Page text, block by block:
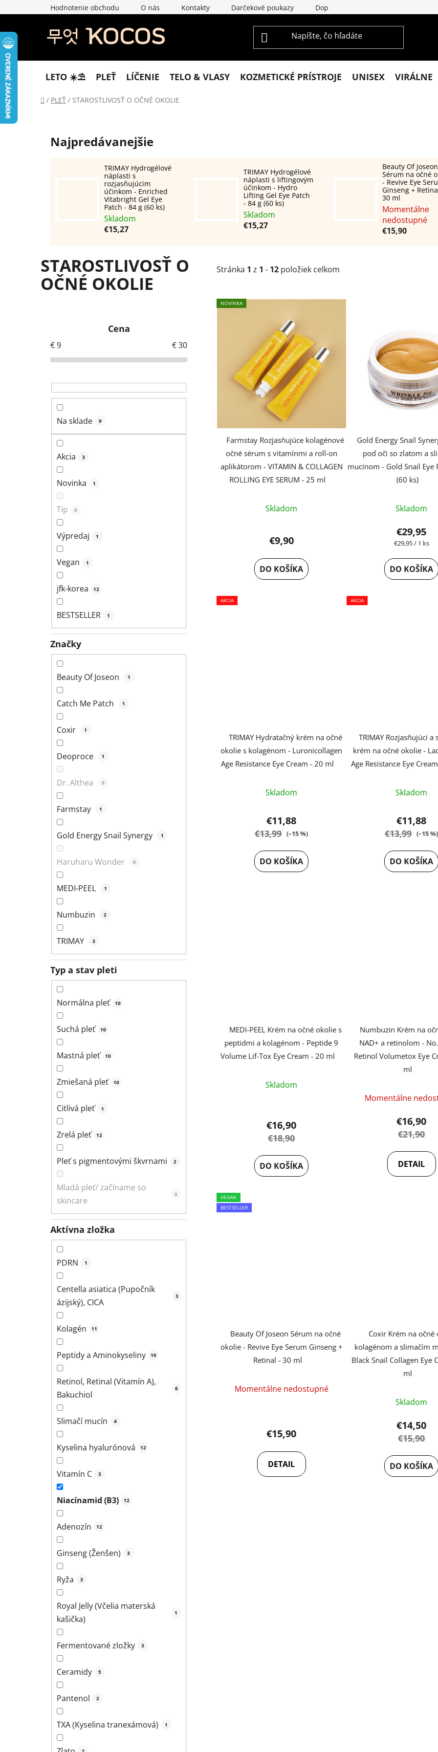
na
Hodnotenie obchodu O nás Kontakty Darčekové poukazy Doprava a platba
LETO ☀️​⛱️​ PLEŤ LÍČENIE TELO & VLASY KOZMETICKÉ PRÍSTROJE UNISEX VIRÁLNE
Domov
/ PLEŤ / STAROSTLIVOSŤ O OČNÉ OKOLIE
Najpredávanejšie
TRIMAY Hydrogélové
náplasti s
rozjasňujúcim
účinkom - Enriched
Vitabright Gel Eye
Patch - 84 g (60 ks)
Skladom
€15,27
TRIMAY Hydrogélové
náplasti s liftingovým
účinkom - Hydro
Lifting Gel Eye Patch
- 84 g (60 ks)
Skladom
€15,27
Beauty Of Joseon
Sérum na očné
- Revive Eye
Ginseng +
30 ml
Momentálne
nedostupné
€15,90
STAROSTLIVOSŤ O
OČNÉ OKOLIE
Cena
€9 €30
Na sklade 9
Akcia 3
Novinka 1
Tip 0
Výpredaj 1
Vegan 1
jfk-korea 12
BESTSELLER 1
Značky
Beauty Of Joseon 1
Catch Me Patch 1
Coxir 1
Deoproce 1
Dr. Althea 0
Farmstay 1
Gold Energy Snail Synergy 1
Haruharu Wonder 0
MEDI-PEEL 1
Numbuzin 2
TRIMAY 3
Typ a stav pleti
Normálna pleť 10
Suchá pleť 10
Mastná pleť 10
Zmiešaná pleť 10
Citlivá pleť 1
Zrelá pleť 12
Pleť s pigmentovými škvrnami 2
Mladá pleť/ začíname so
skincare
0
Aktívna zložka
PDRN 1
Centella asiatica (Pupočník
ázijský), CICA
3
Kolagén 11
Peptidy a Aminokyseliny 10
Retinol, Retinal (Vitamín A),
Bakuchiol
6
Slimačí mucín 4
Kyselina hyalurónová 12
Vitamín C 3
Niacínamid (B3) 12
Adenozín 12
Ginseng (Ženšen) 3
Ryža 3
Royal Jelly (Včelia materská
kašička)
1
Fermentované zložky 3
Ceramidy 5
Pantenol 2
TXA (Kyselina tranexámová) 1
Stránka 1 z 1 - 12 položiek celkom
V
u
o
NOVINKA
Farmstay Rozjasňujúce kolagénové
očné sérum s vitamínmi a roll-on
aplikátorom - VITAMIN & COLLAGEN
ROLLING EYE SERUM - 25 ml
Skladom
€9,90
DO KOŠÍKA
Gold Energy Snail
pod oči so zlatom a
mucínom - Gold Snail Eye
(60 ks)
je
z
5
Skladom
€29,95
Jednotková
€29,95 / 1 ks
DO KOŠÍKA
AKCIA
TRIMAY Hydratačný krém na očné
okolie s kolagénom - Luronicollagen
Age Resistance Eye Cream - 20 ml
Skladom
€11,88
€13,99 (–15 %)
DO KOŠÍKA
AKCIA
TRIMAY Rozjasňujúci a
krém na očné okolie -
Age Resistance Eye
je
5,0
z
5
Skladom
€11,88
€13,99 (–15 %)
DO KOŠÍKA
MEDI-PEEL Krém na očné okolie s
peptidmi a kolagénom - Peptide 9
Volume Lif-Tox Eye Cream - 20 ml
Skladom
€16,90
€18,90
DO KOŠÍKA
Numbuzin Krém na
NAD+ a retinolom -
Retinol Volumetox Eye
ml
Momentálne
€16,90
€21,90
DETAIL
VEGAN
BESTSELLER
Beauty Of Joseon Sérum na očné
okolie - Revive Eye Serum Ginseng +
Retinal - 30 ml
hodnotenie
5,0
5
hviezdičiek.
Momentálne nedostupné
€15,90
DETAIL
Coxir Krém na očné
kolagénom a slimačím
Black Snail Collagen Eye
ml
Skladom
€14,50
€15,90
DO KOŠÍKA